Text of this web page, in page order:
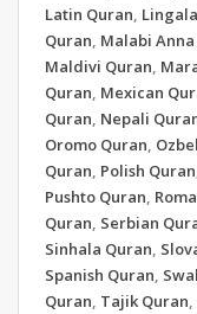
Latin Quran,
Quran, Malabi
Maldivi Quran,
Quran, Mexican
Quran, Nepali
Oromo Quran,
Quran, Polish Quran
Pushto Quran,
Quran, Serbian
Sinhala Quran,
Spanish Quran,
Quran, Tajik Quran,